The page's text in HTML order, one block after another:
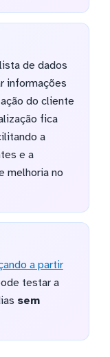
de dados
informações
do cliente
fica
a
e a
melhoria no
a partir
testar a
sem